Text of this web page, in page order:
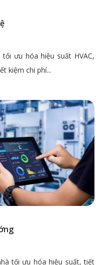
ưu hóa hiệu suất HVAC,
kiệm chi phí...
tối ưu hóa hiệu suất, tiết